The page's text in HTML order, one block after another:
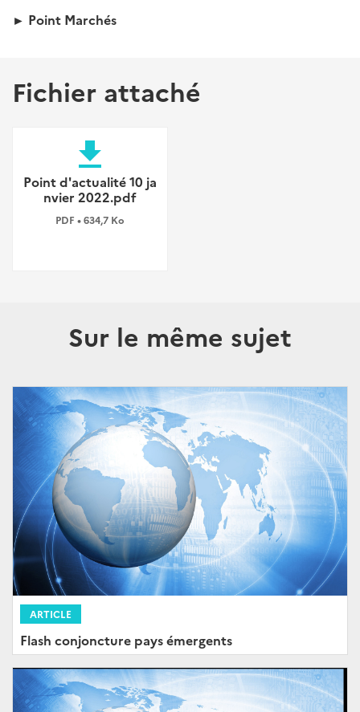
► Point Marchés
Fichier attaché
file_download
Point d'actualité 10 ja
nvier 2022.pdf
PDF • 634,7 Ko
Sur le même sujet
ARTICLE
Flash conjoncture pays émergents